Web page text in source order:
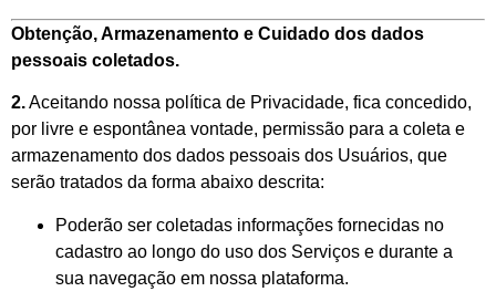
Obtenção, Armazenamento e Cuidado dos dados
pessoais coletados.
2.Aceitando nossa política de Privacidade, fica concedido,
por livre e espontânea vontade, permissão para a coleta e
armazenamento dos dados pessoais dos Usuários, que
serão tratados da forma abaixo descrita:
Poderão ser coletadas informações fornecidas no
cadastro ao longo do uso dos Serviços e durante a
sua navegação em nossa plataforma.